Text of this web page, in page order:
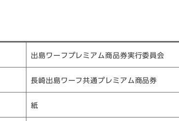
出島ワーフプレミアム商品券実行委員会​
長崎出島ワーフ共通プレミアム商品券​
紙